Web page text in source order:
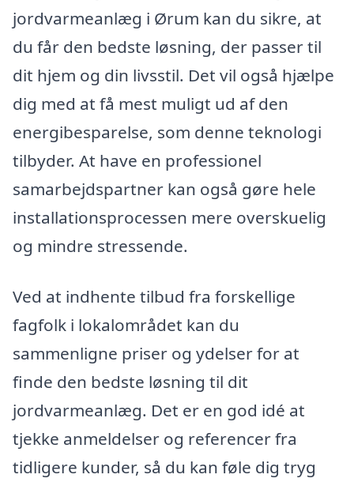
jordvarmeanlæg i Ørum kan du sikre, at
du får den bedste løsning, der passer til
dit hjem og din livsstil. Det vil også hjælpe
dig med at få mest muligt ud af den
energibesparelse, som denne teknologi
tilbyder. At have en professionel
samarbejdspartner kan også gøre hele
installationsprocessen mere overskuelig
og mindre stressende.
Ved at indhente tilbud fra forskellige
fagfolk i lokalområdet kan du
sammenligne priser og ydelser for at
finde den bedste løsning til dit
jordvarmeanlæg. Det er en god idé at
tjekke anmeldelser og referencer fra
tidligere kunder, så du kan føle dig tryg